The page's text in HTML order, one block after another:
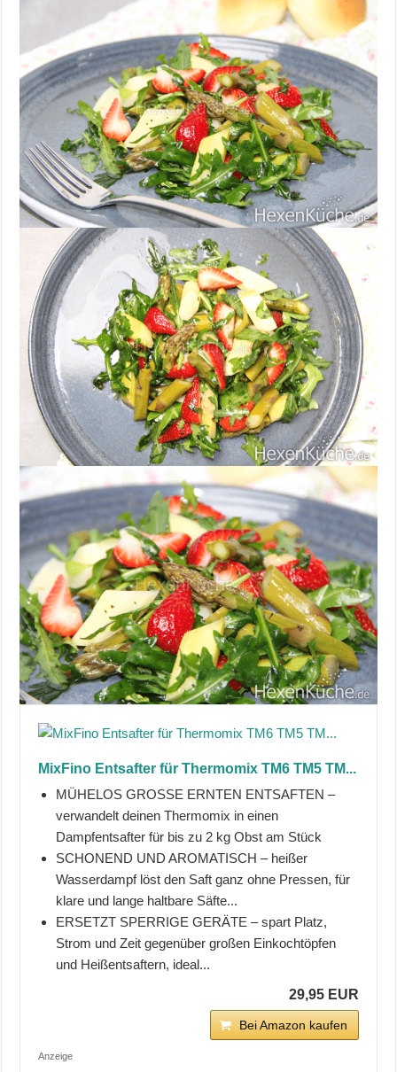
MixFino Entsafter für Thermomix TM6 TM5 TM...
MÜHELOS GROSSE ERNTEN ENTSAFTEN –
verwandelt deinen Thermomix in einen
Dampfentsafter für bis zu 2 kg Obst am Stück
SCHONEND UND AROMATISCH – heißer
Wasserdampf löst den Saft ganz ohne Pressen, für
klare und lange haltbare Säfte...
ERSETZT SPERRIGE GERÄTE – spart Platz,
Strom und Zeit gegenüber großen Einkochtöpfen
und Heißentsaftern, ideal...
29,95 EUR
Bei Amazon kaufen
Anzeige